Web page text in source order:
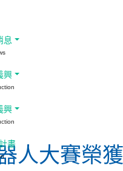
人大賽榮
息
興
興
畫